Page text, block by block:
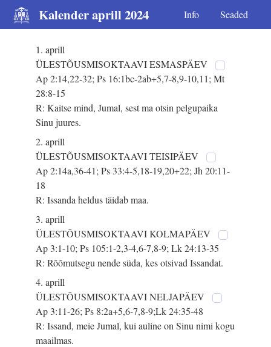
Kalender aprill 2024 Info Seaded
1. aprill
ÜLESTÕUSMISOKTAAVI ESMASPÄEV
Ap 2:14,22-32; Ps 16:1bc-2ab+5,7-8,9-10,11; Mt
28:8-15
R: Kaitse mind, Jumal, sest ma otsin pelgupaika
Sinu juures.
2. aprill
ÜLESTÕUSMISOKTAAVI TEISIPÄEV
Ap 2:14a,36-41; Ps 33:4-5,18-19,20+22; Jh 20:11-
18
R: Issanda heldus täidab maa.
3. aprill
ÜLESTÕUSMISOKTAAVI KOLMAPÄEV
Ap 3:1-10; Ps 105:1-2,3-4,6-7,8-9; Lk 24:13-35
R: Rõõmutsegu nende süda, kes otsivad Issandat.
4. aprill
ÜLESTÕUSMISOKTAAVI NELJAPÄEV
Ap 3:11-26; Ps 8:2a+5,6-7,8-9;Lk 24:35-48
R: Issand, meie Jumal, kui auline on Sinu nimi kogu
maailmas.